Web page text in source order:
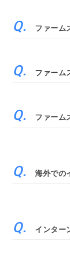
ファーム
ファーム
ファーム
海外での
インター